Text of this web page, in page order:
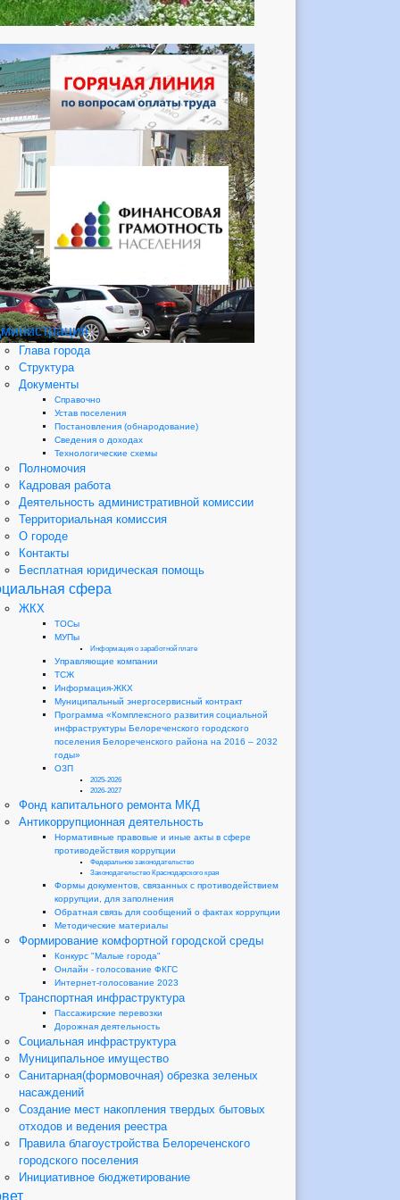
Глава города
Структура
Документы
Справочно
Устав поселения
Постановления (обнародование)
Сведения о доходах
Технологические схемы
Полномочия
Кадровая работа
Деятельность административной комиссии
Территориальная комиссия
О городе
Контакты
Бесплатная юридическая помощь
сфера
ЖКХ
ТОСы
МУПы
Информация о заработной плате
Управляющие компании
ТСЖ
Информация-ЖКХ
Муниципальный энергосервисный контракт
Программа «Комплексного развития социальной
инфраструктуры Белореченского городского
поселения Белореченского района на 2016 – 2032
годы»
ОЗП
2025-2026
2026-2027
Фонд капитального ремонта МКД
Антикоррупционная деятельность
Нормативные правовые и иные акты в сфере
противодействия коррупции
Федеральное законодательство
Законодательство Краснодарского края
Формы документов, связанных с противодействием
коррупции, для заполнения
Обратная связь для сообщений о фактах коррупции
Методические материалы
Формирование комфортной городской среды
Конкурс "Малые города"
Онлайн - голосование ФКГС
Интернет-голосование 2023
Транспортная инфраструктура
Пассажирские перевозки
Дорожная деятельность
Социальная инфраструктура
Муниципальное имущество
Санитарная(формовочная) обрезка зеленых
насаждений
Создание мест накопления твердых бытовых
отходов и ведения реестра
Правила благоустройства Белореченского
городского поселения
Инициативное бюджетирование